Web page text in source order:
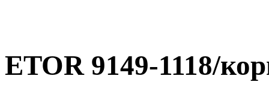
ETOR 9149-1118/